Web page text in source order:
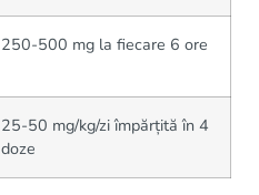
250-500 mg la fiecare 6 ore
25-50 mg/kg/zi împărțită în 4
doze